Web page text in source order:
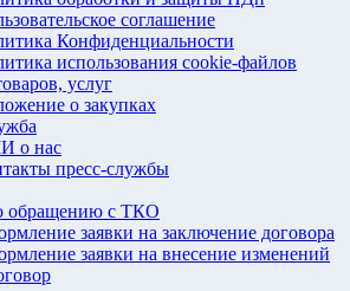
соглашение
Конфиденциальности
использования cookie-файлов
услуг
о закупках
о нас
пресс-службы
обращению с ТКО
заявки на заключение договора
заявки на внесение изменений